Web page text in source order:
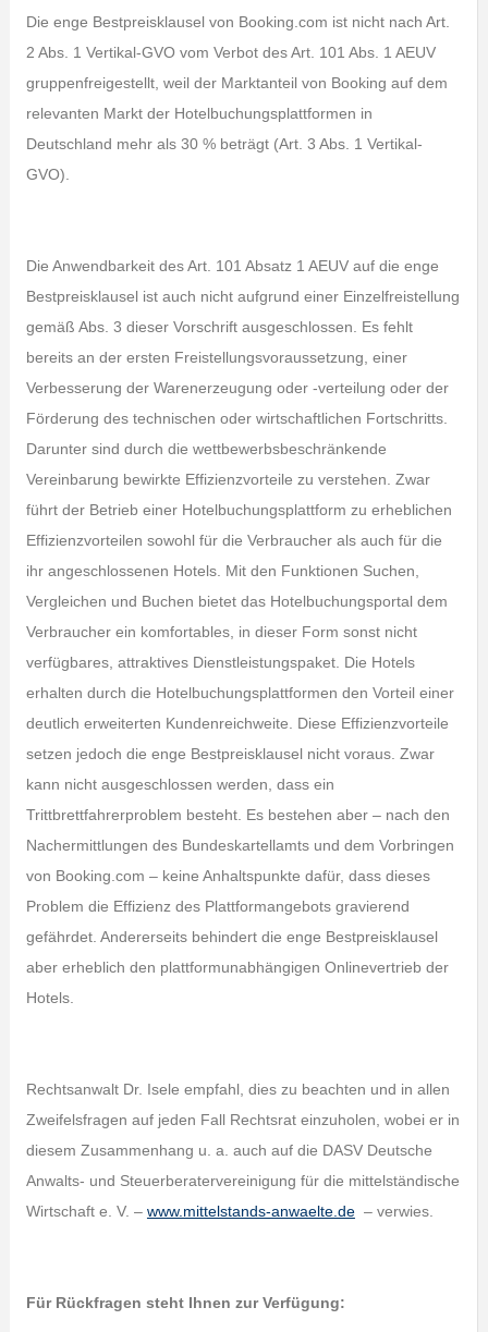
Die enge Bestpreisklausel von Booking.com ist nicht nach Art.
2 Abs. 1 Vertikal-GVO vom Verbot des Art. 101 Abs. 1 AEUV
gruppenfreigestellt, weil der Marktanteil von Booking auf dem
relevanten Markt der Hotelbuchungsplattformen in
Deutschland mehr als 30 % beträgt (Art. 3 Abs. 1 Vertikal-
GVO).
Die Anwendbarkeit des Art. 101 Absatz 1 AEUV auf die enge
Bestpreisklausel ist auch nicht aufgrund einer Einzelfreistellung
gemäß Abs. 3 dieser Vorschrift ausgeschlossen. Es fehlt
bereits an der ersten Freistellungsvoraussetzung, einer
Verbesserung der Warenerzeugung oder -verteilung oder der
Förderung des technischen oder wirtschaftlichen Fortschritts.
Darunter sind durch die wettbewerbsbeschränkende
Vereinbarung bewirkte Effizienzvorteile zu verstehen. Zwar
führt der Betrieb einer Hotelbuchungsplattform zu erheblichen
Effizienzvorteilen sowohl für die Verbraucher als auch für die
ihr angeschlossenen Hotels. Mit den Funktionen Suchen,
Vergleichen und Buchen bietet das Hotelbuchungsportal dem
Verbraucher ein komfortables, in dieser Form sonst nicht
verfügbares, attraktives Dienstleistungspaket. Die Hotels
erhalten durch die Hotelbuchungsplattformen den Vorteil einer
deutlich erweiterten Kundenreichweite. Diese Effizienzvorteile
setzen jedoch die enge Bestpreisklausel nicht voraus. Zwar
kann nicht ausgeschlossen werden, dass ein
Trittbrettfahrerproblem besteht. Es bestehen aber – nach den
Nachermittlungen des Bundeskartellamts und dem Vorbringen
von Booking.com – keine Anhaltspunkte dafür, dass dieses
Problem die Effizienz des Plattformangebots gravierend
gefährdet. Andererseits behindert die enge Bestpreisklausel
aber erheblich den plattformunabhängigen Onlinevertrieb der
Hotels.
Rechtsanwalt Dr. Isele empfahl, dies zu beachten und in allen
Zweifelsfragen auf jeden Fall Rechtsrat einzuholen, wobei er in
diesem Zusammenhang u. a. auch auf die DASV Deutsche
Anwalts- und Steuerberatervereinigung für die mittelständische
Wirtschaft e. V. – www.mittelstands-anwaelte.de– verwies.
Für Rückfragen steht Ihnen zur Verfügung: